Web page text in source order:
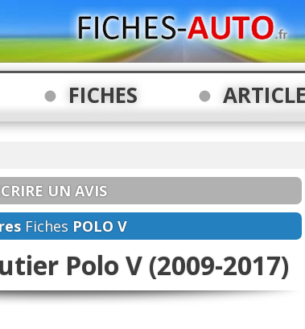
FICHES
UN AVIS
Fiches POLO V
Polo V (2009-2017)